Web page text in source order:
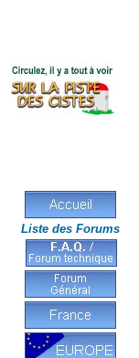
Liste des Forums